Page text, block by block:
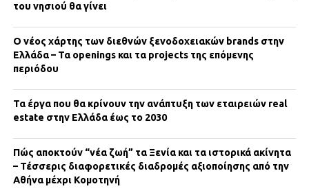
του νησιού θα γίνει
Ο νέος χάρτης των διεθνών ξενοδοχειακών brands στην
Ελλάδα – Τα openings και τα projects της επόμενης
περιόδου
Τα έργα που θα κρίνουν την ανάπτυξη των εταιρειών real
estate στην Ελλάδα έως το 2030
Πώς αποκτούν “νέα ζωή” τα Ξενία και τα ιστορικά ακίνητα
– Τέσσερις διαφορετικές διαδρομές αξιοποίησης από την
Αθήνα μέχρι Κομοτηνή